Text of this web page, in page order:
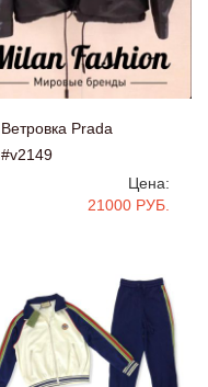
Ветровка Prada
#v2149
Цена:
21000 РУБ.